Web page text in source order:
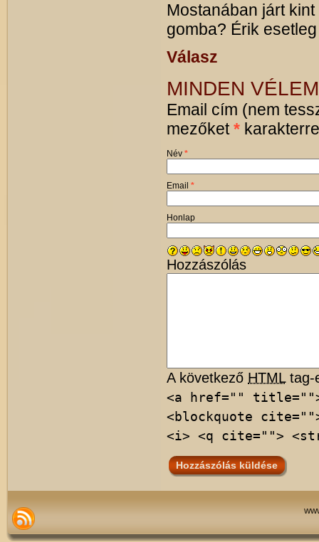
Mostanában járt
gomba? Érik
Válasz
MINDEN
Email cím (nem
mezőket*
Név *
Email *
Honlap
Hozzászólás
A következő HTMLtag-
<a href=""
<blockquote
<i> <q cite="">